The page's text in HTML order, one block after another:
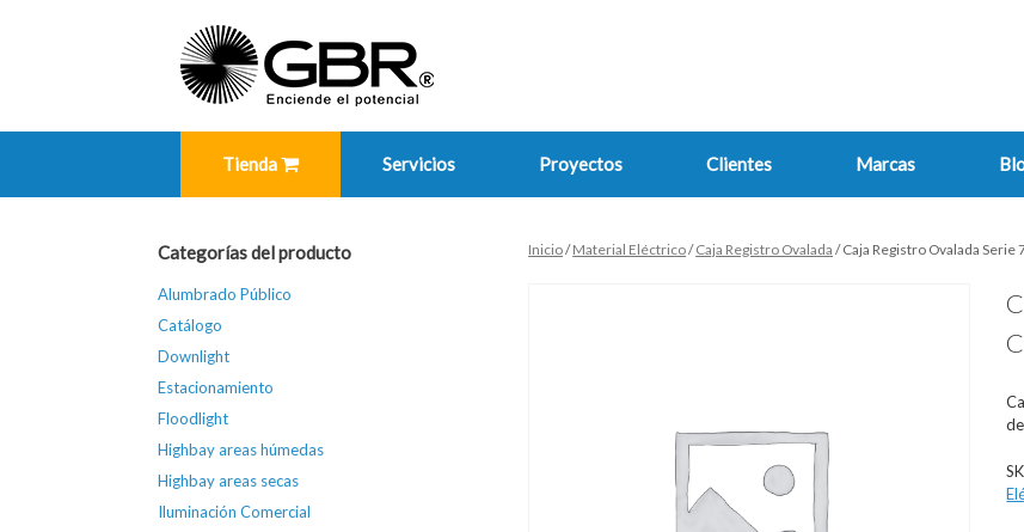
Tienda Servicios Proyectos Clientes Marcas
Inicio/Material Eléctrico/Caja Registro Ovalada / Caja Registro Ovalada Serie
Categorías del producto
Alumbrado Público
Catálogo
Downlight
Estacionamiento
Floodlight
Highbay areas húmedas
Highbay areas secas
Iluminación Comercial